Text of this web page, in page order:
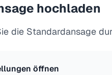
hochladen
die Standardansage
öffnen